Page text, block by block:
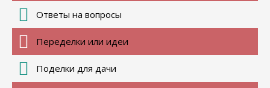
Ответы на вопросы
Переделки или идеи
Поделки для дачи